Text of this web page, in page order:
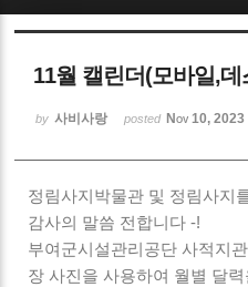
11월 캘린더(모바일,데
by 사비사랑 posted Nov 10, 2023
정림사지박물관 및 정림사지
감사의 말씀 전합니다 -!
부여군시설관리공단 사적지
장 사진을 사용하여 월별 달
Sketchbook5, 스
Sketchbook5,